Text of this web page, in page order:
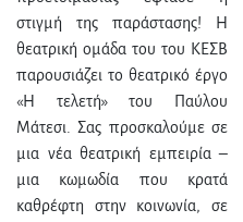
στιγμή της παράστασης! Η
θεατρική ομάδα του του ΚΕΣΒ
παρουσιάζει το θεατρικό έργο
«Η τελετή» του Παύλου
Μάτεσι. Σας προσκαλούμε σε
μια νέα θεατρική εμπειρία –
μια κωμωδία που κρατά
καθρέφτη στην κοινωνία, σε